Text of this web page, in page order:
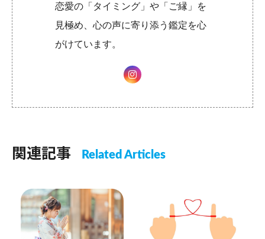
恋愛の「タイミング」や「ご縁」を
見極め、心の声に寄り添う鑑定を心
がけています。
関連記事 Related Articles